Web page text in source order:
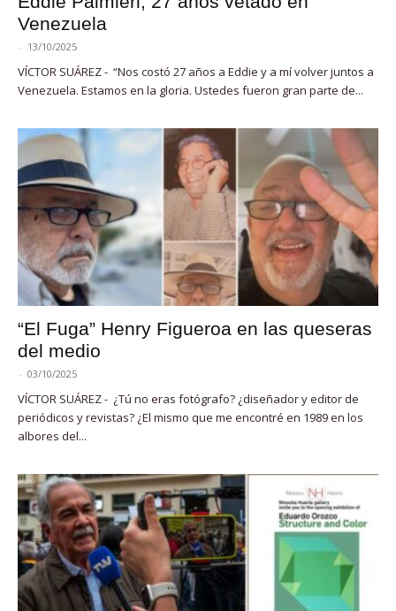
Venezuela
- 13/10/2025
VÍCTOR SUÁREZ - “Nos costó 27 años a Eddie y a mí volver juntos a
Venezuela. Estamos en la gloria. Ustedes fueron gran parte de...
“El Fuga” Henry Figueroa en las queseras
del medio
- 03/10/2025
VÍCTOR SUÁREZ - ¿Tú no eras fotógrafo? ¿diseñador y editor de
periódicos y revistas? ¿El mismo que me encontré en 1989 en los
albores del...